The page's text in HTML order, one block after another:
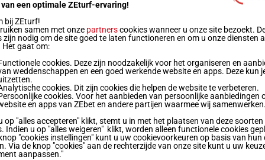
57 kg (25) 4p
57 kg 2
57 kg 7p 5p 7
56.5 kg8p (25) 8p 4p 7p 4p 6p 2p 11p 4p 4p 4
55.5 kg(25) 7p 7p (24) 2p 4p 3p 3
een optimale ZEturf-ervaring!
bij ZEturf!
samen met onze partnerscookies wanneer u onze site bezoekt.
zijn nodig om de site goed te laten functioneren en om u onze diensten
Het gaat om:
cookies. Deze zijn noodzakelijk voor het organiseren en
weddenschappen en een goed werkende website en apps. Deze kun
cookies. Dit zijn cookies die helpen de website te verbeteren.
cookies. Voor het aanbieden van persoonlijke aanbiedingen
en apps van ZEbet en andere partijen waarmee wij
op "alles accepteren" klikt, stemt u in met het plaatsen van deze soorten
Indien u op "alles weigeren" klikt, worden alleen functionele cookies
"cookies instellingen" kunt u uw cookievoorkeuren op basis van hun
Via de knop "cookies" aan de rechterzijde van onze site kunt u uw
aanpassen."